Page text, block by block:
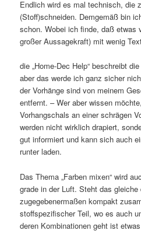
Endlich wird es mal technisch, die
(Stoff)schneiden. Demgemäß bin
schon. Wobei ich finde, daß etwas
großer Aussagekraft) mit wenig
die „Home-Dec Help“ beschreibt
aber das werde ich ganz sicher
der Vorhänge sind von meinem
entfernt. – Wer aber wissen
Vorhangschals an einer schrägen
werden nicht wirklich drapiert,
gut informiert und kann sich auch
runter laden.
Das Thema „Farben mixen“ wird
grade in der Luft. Steht das
zugegebenermaßen kompakt
stoffspezifischer Teil, wo es auch
deren Kombinationen geht ist